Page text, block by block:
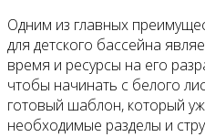
Одним из главных
для детского бассейна
время и ресурсы на его
чтобы начинать с белого
готовый шаблон, который
необходимые разделы и